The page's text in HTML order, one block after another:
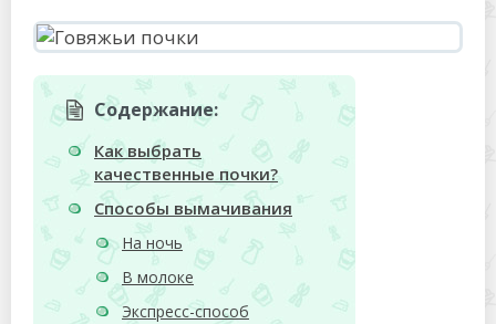
Содержание:
Как выбрать
качественные почки?
Способы вымачивания
На ночь
В молоке
Экспресс-способ